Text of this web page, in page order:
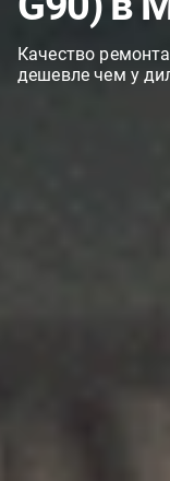
Качество
дешевле чем у